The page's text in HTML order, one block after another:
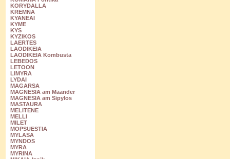
KORYDALLA
KREMNA
KYANEAI
KYME
KYS
KYZIKOS
LAERTES
LAODIKEIA
LAODIKEIA Kombusta
LEBEDOS
LETOON
LIMYRA
LYDAI
MAGARSA
MAGNESIA am Mäander
MAGNESIA am Sipylos
MASTAURA
MELITENE
MELLI
MILET
MOPSUESTIA
MYLASA
MYNDOS
MYRA
MYRINA